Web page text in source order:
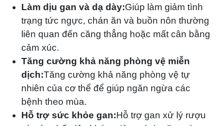
Làm dịu gan và dạ dày:Giúp làm giảm tình
trạng tức ngực, chán ăn và buồn nôn thường
liên quan đến căng thẳng hoặc mất cân bằng
cảm xúc.
Tăng cường khả năng phòng vệ miễn
dịch:Tăng cường khả năng phòng vệ tự
nhiên của cơ thể để giúp ngăn ngừa các
bệnh theo mùa.
Hỗ trợ sức khỏe gan:Hỗ trợ gan xử lý rượu